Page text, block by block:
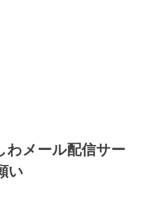
わメール配信サー
い